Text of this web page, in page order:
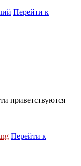
Перейти к
приветствуются
Перейти к